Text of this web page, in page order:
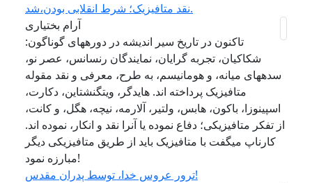
نقد متافیزیک؛ شرط انقلابی بودن،شد.
آرام بختیاری
تاکنون در تاریخ سیر اندیشه در دورههای گوناگون:
شکاکیان، تجربه گرایان، نمایندگان رنسانس، عصر نو،
سدههای میانه، و هومانیسم، به طرح، معرفی و نقد مقوله
متافیزیک پرداخته اند. هایدگر، ویتگنشتاین، دکارت،
اسپینوزا، باکون، هابس، ولتیر، آلارمه، نیچه، هگل، و کانت،
از تفکر متافیزیکی؛ دفاع نموده یا آنرا نقد و انکار، نموده اند.
کارناپ میگفت با متافیزیک باید از طریق متافیزیکی دیگر
مبارزه نمود!
ترور عروس خدا، توسط پدران مقدس!